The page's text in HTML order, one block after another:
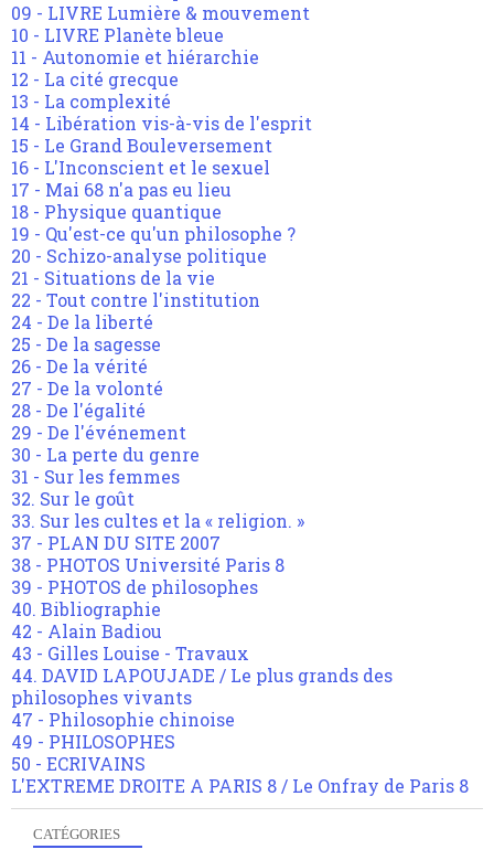
09 - LIVRE Lumière & mouvement
10 - LIVRE Planète bleue
11 - Autonomie et hiérarchie
12 - La cité grecque
13 - La complexité
14 - Libération vis-à-vis de l'esprit
15 - Le Grand Bouleversement
16 - L'Inconscient et le sexuel
17 - Mai 68 n'a pas eu lieu
18 - Physique quantique
19 - Qu'est-ce qu'un philosophe ?
20 - Schizo-analyse politique
21 - Situations de la vie
22 - Tout contre l'institution
24 - De la liberté
25 - De la sagesse
26 - De la vérité
27 - De la volonté
28 - De l'égalité
29 - De l'événement
30 - La perte du genre
31 - Sur les femmes
32. Sur le goût
33. Sur les cultes et la « religion. »
37 - PLAN DU SITE 2007
38 - PHOTOS Université Paris 8
39 - PHOTOS de philosophes
40. Bibliographie
42 - Alain Badiou
43 - Gilles Louise - Travaux
44. DAVID LAPOUJADE / Le plus grands des
philosophes vivants
47 - Philosophie chinoise
49 - PHILOSOPHES
50 - ECRIVAINS
L'EXTREME DROITE A PARIS 8 / Le Onfray de Paris 8
CATÉGORIES